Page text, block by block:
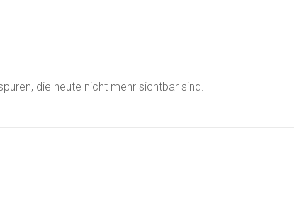
die heute nicht mehr sichtbar sind.